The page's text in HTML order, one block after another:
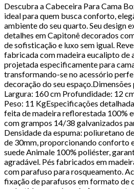
Descubra a Cabeceira Para Cama
ideal para quem busca conforto,
ambiente do seu quarto. Seu design
detalhes em Capitonê decorados
de sofisticação e luxo sem igual.
fabricada com madeira eucalipto de
projetada especificamente para
transformando-se no acessório
decoração do seu
Largura: 160 cm Profundidade: 12
Peso: 11 KgEspecificações
feita de madeira reflorestada 100%
com grampos 14/38 galvanizados
Densidade da espuma: poliuretano
de 30mm, proporcionando conforto
suede Animale 100% poliéster,
agradável. Pés fabricados em
com parafuso para rosqueamento.
fixação de parafusos em formato de